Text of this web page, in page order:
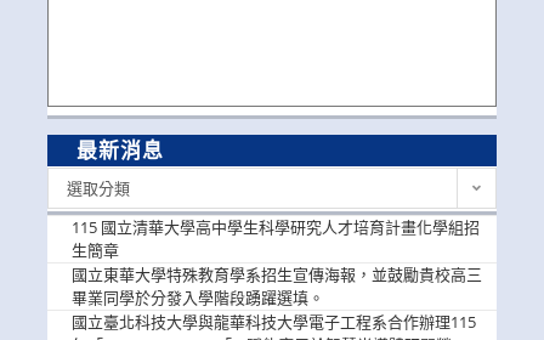
最新消息
選取分類
115 國立清華大學高中學生科學研究人才培育計畫化學組招
生簡章
國立東華大學特殊教育學系招生宣傳海報，並鼓勵貴校高三
畢業同學於分發入學階段踴躍選填。
國立臺北科技大學與龍華科技大學電子工程系合作辦理115